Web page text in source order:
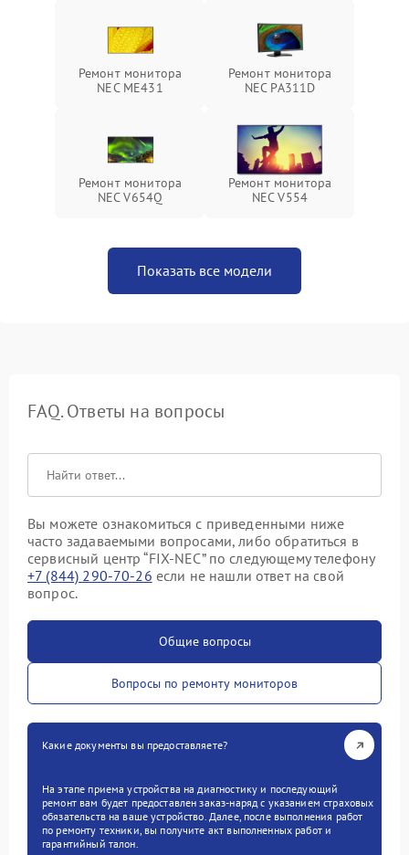
Ремонт монитора
NEC ME431
Ремонт монитора
NEC PA311D
Ремонт монитора
NEC V654Q
Ремонт монитора
NEC V554
Показать все модели
FAQ. Ответы на вопросы
Вы можете ознакомиться с приведенными ниже
часто задаваемыми вопросами, либо обратиться в
сервисный центр “FIX-NEC” по следующему телефону
+7 (844) 290-70-26 если не нашли ответ на свой
вопрос.
Общие вопросы
Вопросы по ремонту мониторов
Какие документы вы предоставляете?
На этапе приема устройства на диагностику и последующий
ремонт вам будет предоставлен заказ-наряд с указанием страховых
обязательств на ваше устройство. Далее, после выполнения работ
по ремонту техники, вы получите акт выполненных работ и
гарантийный талон.